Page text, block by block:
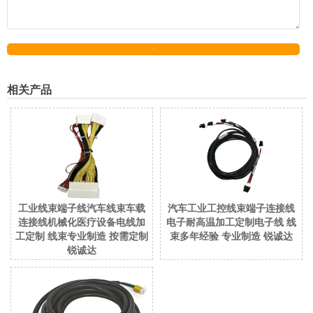
相关产品
工业线束端子线汽车线束车载
连接线机械化医疗设备电线加
工定制 线束专业制造 按需定制
锐诚达
汽车工业工控线束端子连接线
电子耐高温加工定制电子线 线
束多年经验 专业制造 锐诚达